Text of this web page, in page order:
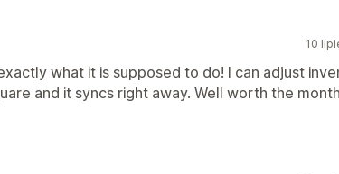
10
what it is supposed to do! I can adjust
and it syncs right away. Well worth the